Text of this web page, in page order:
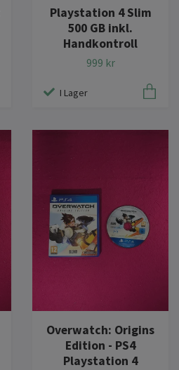
Playstation 4 Slim
500 GB inkl.
Handkontroll
999 kr
I Lager
Overwatch: Origins
Edition - PS4
Playstation 4